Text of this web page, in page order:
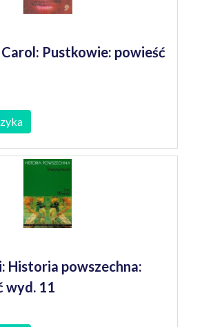
Pustkowie: powieść
Historia powszechna:
wyd. 11